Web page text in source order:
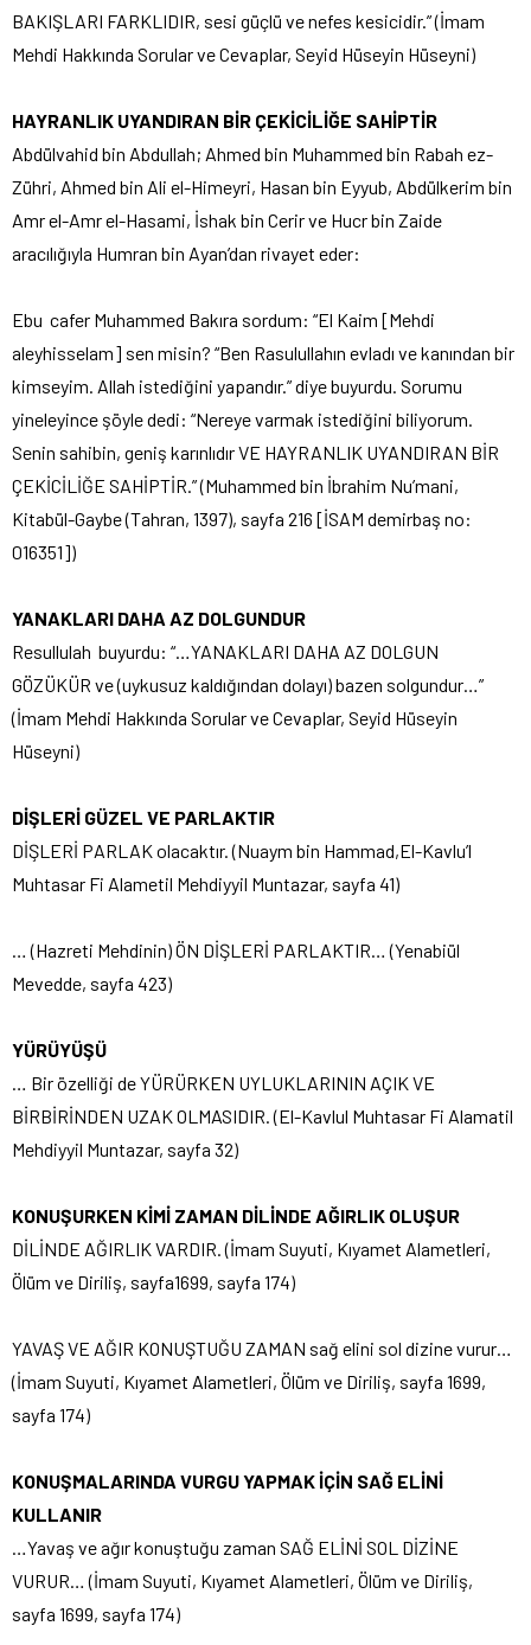
BAKIŞLARI FARKLIDIR, sesi güçlü ve nefes kesicidir.” (İmam
Mehdi Hakkında Sorular ve Cevaplar, Seyid Hüseyin Hüseyni)
HAYRANLIK UYANDIRAN BİR ÇEKİCİLİĞE SAHİPTİR
Abdülvahid bin Abdullah; Ahmed bin Muhammed bin Rabah ez-
Zühri, Ahmed bin Ali el-Himeyri, Hasan bin Eyyub, Abdülkerim bin
Amr el-Amr el-Hasami, İshak bin Cerir ve Hucr bin Zaide
aracılığıyla Humran bin Ayan’dan rivayet eder:
Ebu cafer Muhammed Bakıra sordum: “El Kaim [Mehdi
aleyhisselam] sen misin? “Ben Rasulullahın evladı ve kanından bir
kimseyim. Allah istediğini yapandır.” diye buyurdu. Sorumu
yineleyince şöyle dedi: “Nereye varmak istediğini biliyorum.
Senin sahibin, geniş karınlıdır VE HAYRANLIK UYANDIRAN BİR
ÇEKİCİLİĞE SAHİPTİR.” (Muhammed bin İbrahim Nu’mani,
Kitabül-Gaybe (Tahran, 1397), sayfa 216 [İSAM demirbaş no:
016351])
YANAKLARI DAHA AZ DOLGUNDUR
Resullulah buyurdu: “…YANAKLARI DAHA AZ DOLGUN
GÖZÜKÜR ve (uykusuz kaldığından dolayı) bazen solgundur…”
(İmam Mehdi Hakkında Sorular ve Cevaplar, Seyid Hüseyin
Hüseyni)
DİŞLERİ GÜZEL VE PARLAKTIR
DİŞLERİ PARLAK olacaktır. (Nuaym bin Hammad,El-Kavlu’l
Muhtasar Fi Alametil Mehdiyyil Muntazar, sayfa 41)
… (Hazreti Mehdinin) ÖN DİŞLERİ PARLAKTIR… (Yenabiül
Mevedde, sayfa 423)
YÜRÜYÜŞÜ
… Bir özelliği de YÜRÜRKEN UYLUKLARININ AÇIK VE
BİRBİRİNDEN UZAK OLMASIDIR. (El-Kavlul Muhtasar Fi Alamatil
Mehdiyyil Muntazar, sayfa 32)
KONUŞURKEN KİMİ ZAMAN DİLİNDE AĞIRLIK OLUŞUR
DİLİNDE AĞIRLIK VARDIR. (İmam Suyuti, Kıyamet Alametleri,
Ölüm ve Diriliş, sayfa1699, sayfa 174)
YAVAŞ VE AĞIR KONUŞTUĞU ZAMAN sağ elini sol dizine vurur…
(İmam Suyuti, Kıyamet Alametleri, Ölüm ve Diriliş, sayfa 1699,
sayfa 174)
KONUŞMALARINDA VURGU YAPMAK İÇİN SAĞ ELİNİ
KULLANIR
…Yavaş ve ağır konuştuğu zaman SAĞ ELİNİ SOL DİZİNE
VURUR… (İmam Suyuti, Kıyamet Alametleri, Ölüm ve Diriliş,
sayfa 1699, sayfa 174)